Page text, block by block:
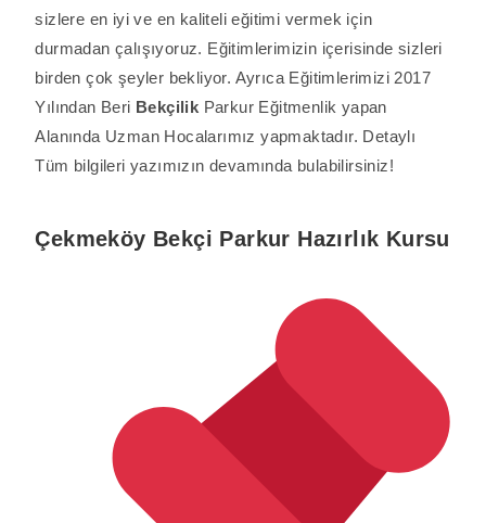
sizlere en iyi ve en kaliteli eğitimi vermek için
durmadan çalışıyoruz. Eğitimlerimizin içerisinde sizleri
birden çok şeyler bekliyor. Ayrıca Eğitimlerimizi 2017
Yılından Beri Bekçilik Parkur Eğitmenlik yapan
Alanında Uzman Hocalarımız yapmaktadır. Detaylı
Tüm bilgileri yazımızın devamında bulabilirsiniz!
Çekmeköy Bekçi Parkur Hazırlık Kursu